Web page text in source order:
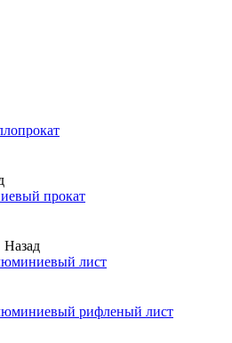
прокат
Назад
лист
рифленый лист